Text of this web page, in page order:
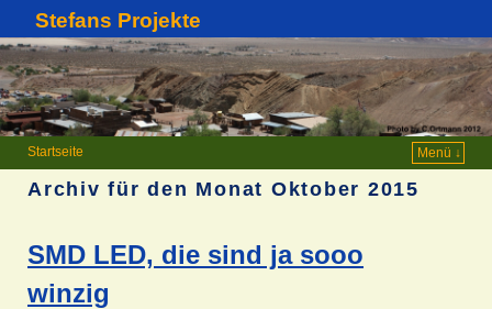
Stefans Projekte
Startseite Menü ↓
Archiv für den Monat Oktober 2015
SMD LED, die sind ja sooo
winzig